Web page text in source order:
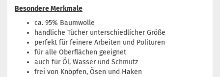
Besondere Merkmale
ca. 95% Baumwolle
handliche Tücher unterschiedlicher Größe
perfekt für feinere Arbeiten und Polituren
für alle Oberflächen geeignet
auch für Öl, Wasser und Schmutz
frei von Knöpfen, Ösen und Haken